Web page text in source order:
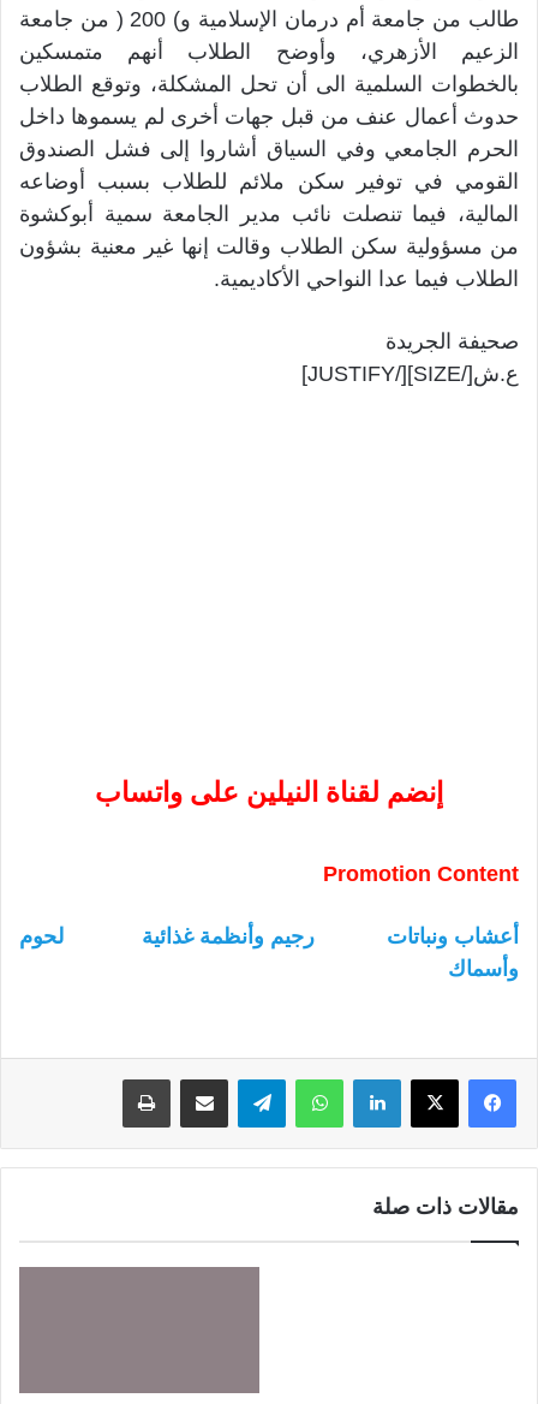
طالب من جامعة أم درمان الإسلامية و) 200 ( من جامعة
الزعيم الأزهري، وأوضح الطلاب أنهم متمسكين
بالخطوات السلمية الى أن تحل المشكلة، وتوقع الطلاب
حدوث أعمال عنف من قبل جهات أخرى لم يسموها داخل
الحرم الجامعي وفي السياق أشاروا إلى فشل الصندوق
القومي في توفير سكن ملائم للطلاب بسبب أوضاعه
المالية، فيما تنصلت نائب مدير الجامعة سمية أبوكشوة
من مسؤولية سكن الطلاب وقالت إنها غير معنية بشؤون
الطلاب فيما عدا النواحي الأكاديمية.
صحيفة الجريدة
ع.ش[/SIZE][/JUSTIFY]
إنضم لقناة النيلين على واتساب
Promotion Content
أعشاب ونباتات رجيم وأنظمة غذائية
لحوم
وأسماك
لينكدإن واتساب
مقالات ذات صلة